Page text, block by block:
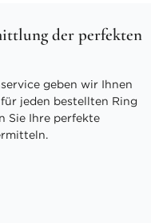
der perfekten
geben wir Ihnen
jeden bestellten Ring
Sie Ihre perfekte